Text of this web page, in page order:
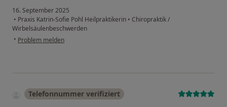
16. September 2025
• Praxis Katrin-Sofie Pohl Heilpraktikerin • Chiropraktik /
Wirbelsäulenbeschwerden
• Problem melden
Telefonnummer verifiziert